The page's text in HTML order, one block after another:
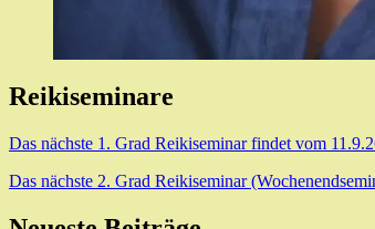
Reikiseminare
Das nächste 1. Grad Reikiseminar findet vom
Das nächste 2. Grad Reikiseminar